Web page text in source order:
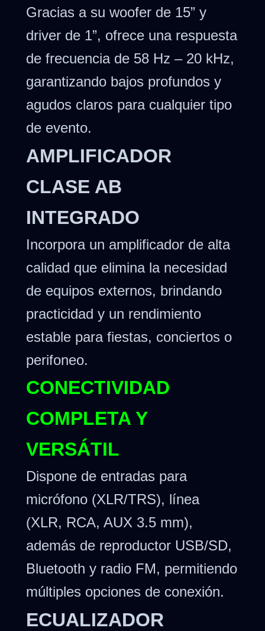
Gracias a su woofer de 15” y
driver de 1”, ofrece una respuesta
de frecuencia de 58 Hz – 20 kHz,
garantizando bajos profundos y
agudos claros para cualquier tipo
de evento.
AMPLIFICADOR
CLASE AB
INTEGRADO
Incorpora un amplificador de alta
calidad que elimina la necesidad
de equipos externos, brindando
practicidad y un rendimiento
estable para fiestas, conciertos o
perifoneo.
CONECTIVIDAD
COMPLETA Y
VERSÁTIL
Dispone de entradas para
micrófono (XLR/TRS), línea
(XLR, RCA, AUX 3.5 mm),
además de reproductor USB/SD,
Bluetooth y radio FM, permitiendo
múltiples opciones de conexión.
ECUALIZADOR